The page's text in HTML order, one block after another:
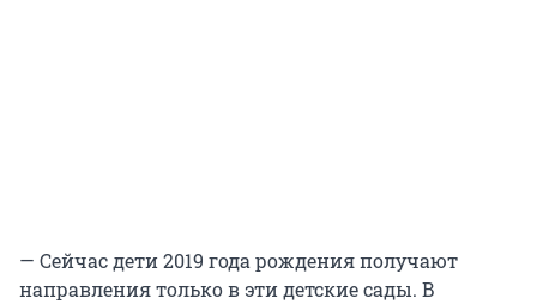
— Сейчас дети 2019 года рождения получают
направления только в эти детские сады. В